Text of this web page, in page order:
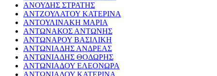
ΑΝΟΥΔΗΣ ΣΤΡΑΤΗΣ
ΑΝΤΖΟΥΛΑΤΟΥ ΚΑΤΕΡΙΝΑ
ΑΝΤΟΥΛΙΝΑΚΗ ΜΑΡΙΑ
ΑΝΤΩΝΑΚΟΣ ΑΝΤΩΝΗΣ
ΑΝΤΩΝΑΡΟΥ ΒΑΣΙΛΙΚΗ
ΑΝΤΩΝΙΑΔΗΣ ΑΝΔΡΕΑΣ
ΑΝΤΩΝΙΑΔΗΣ ΘΟΔΩΡΗΣ
ΑΝΤΩΝΙΑΔΟΥ ΕΛΕΟΝΩΡΑ